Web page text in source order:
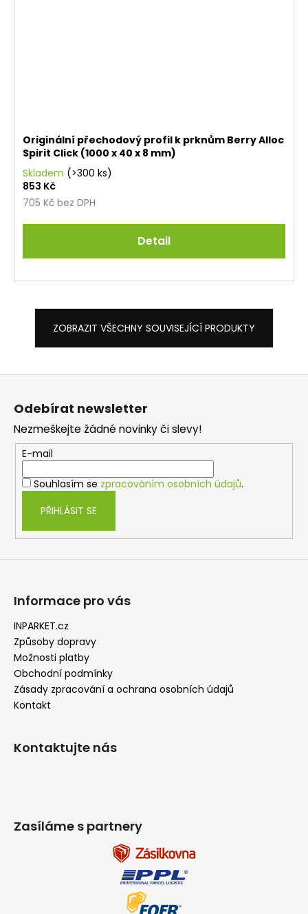
Originální přechodový profil k prknům Berry Alloc
Spirit Click (1000 x 40 x 8 mm)
Skladem (>300 ks)
705 Kč bez DPH
853 Kč
Detail
ZOBRAZIT VŠECHNY SOUVISEJÍCÍ PRODUKTY
Odebírat newsletter
Nezmeškejte žádné novinky či slevy!
E-mail
Souhlasím se zpracováním osobních údajů.
PŘIHLÁSIT SE
Informace pro vás
INPARKET.cz
Způsoby dopravy
Možnosti platby
Obchodní podmínky
Zásady zpracování a ochrana osobních údajů
Kontakt
Kontaktujte nás
Zasíláme s partnery